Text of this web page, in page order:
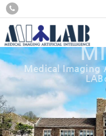
Medical Imaging